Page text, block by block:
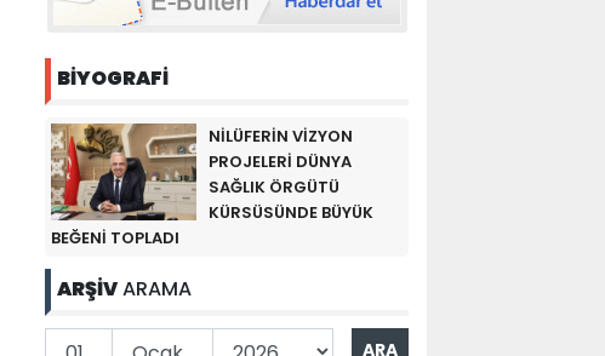
BİYOGRAFİ
NİLÜFERİN VİZYON
PROJELERİ DÜNYA
SAĞLIK ÖRGÜTÜ
KÜRSÜSÜNDE BÜYÜK
BEĞENİ TOPLADI
ARŞİVARAMA